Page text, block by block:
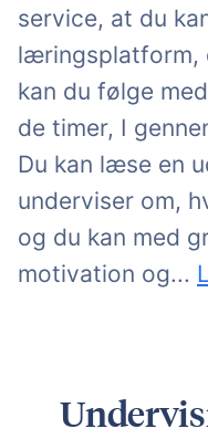
service, at du
læringsplatform,
kan du følge
de timer, I
Du kan læse en
underviser om,
og du kan med
motivation og...